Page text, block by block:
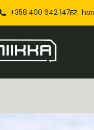
+358 400 642 147